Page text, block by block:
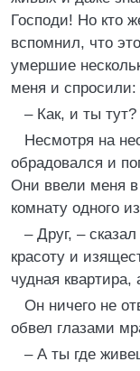
Господи! Но кто
вспомнил, что
умершие
меня и спросили:
– Как, и ты тут?
Несмотря на
обрадовался и
Они ввели меня
комнату одного
– Друг, –
красоту и
чудная квартира,
Он ничего не
обвел глазами
– А ты где